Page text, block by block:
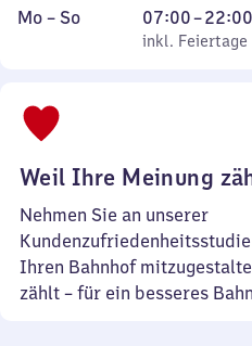
Montag
Mo – So,
inkl. Feiertage
07:00–22:00
Von
7
inkl. Feiertage
Weil Ihre Meinung
Nehmen Sie an unserer
Ihren Bahnhof
zählt – für ein besseres